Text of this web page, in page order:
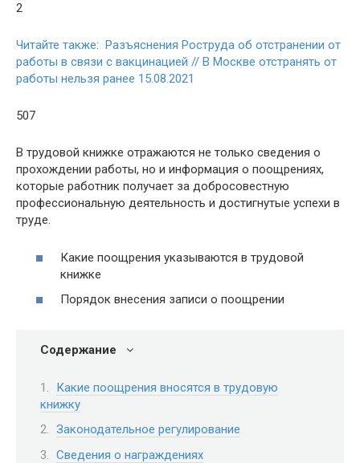
2
Читайте также: Разъяснения Роструда об отстранении от
работы в связи с вакцинацией // В Москве отстранять от
работы нельзя ранее 15.08.2021
507
В трудовой книжке отражаются не только сведения о
прохождении работы, но и информация о поощрениях,
которые работник получает за добросовестную
профессиональную деятельность и достигнутые успехи в
труде.
Какие поощрения указываются в трудовой
книжке
Порядок внесения записи о поощрении
Содержание
Какие поощрения вносятся в трудовую
книжку
Законодательное регулирование
Сведения о награждениях